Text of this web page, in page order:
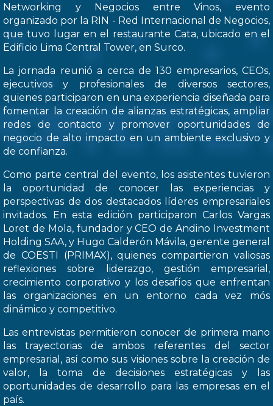
Networking y Negocios entre Vinos, evento
organizado por la RIN - Red Internacional de Negocios,
que tuvo lugar en el restaurante Cata, ubicado en el
Edificio Lima Central Tower, en Surco.
La jornada reunió a cerca de 130 empresarios, CEOs,
ejecutivos y profesionales de diversos sectores,
quienes participaron en una experiencia diseñada para
fomentar la creación de alianzas estratégicas, ampliar
redes de contacto y promover oportunidades de
negocio de alto impacto en un ambiente exclusivo y
de confianza.
Como parte central del evento, los asistentes tuvieron
la oportunidad de conocer las experiencias y
perspectivas de dos destacados líderes empresariales
invitados. En esta edición participaron Carlos Vargas
Loret de Mola, fundador y CEO de Andino Investment
Holding SAA, y Hugo Calderón Mávila, gerente general
de COESTI (PRIMAX), quienes compartieron valiosas
reflexiones sobre liderazgo, gestión empresarial,
crecimiento corporativo y los desafíos que enfrentan
las organizaciones en un entorno cada vez mós
dinámico y competitivo.
Las entrevistas permitieron conocer de primera mano
las trayectorias de ambos referentes del sector
empresarial, así como sus visiones sobre la creación de
valor, la toma de decisiones estratégicas y las
oportunidades de desarrollo para las empresas en el
país.